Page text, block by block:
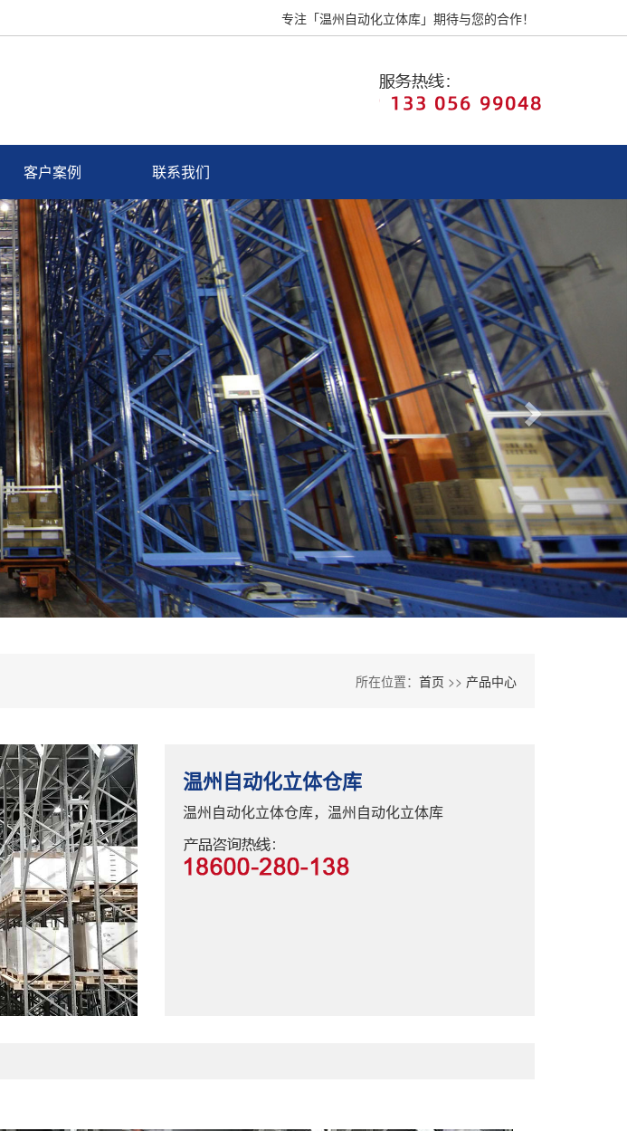
专注「温州自动化立体库」期待与您的合作！
客户案例 联系我们
所在位置： 首页 >> 产品中心
温州自动化立体仓库
温州自动化立体仓库，温州自动化立体库